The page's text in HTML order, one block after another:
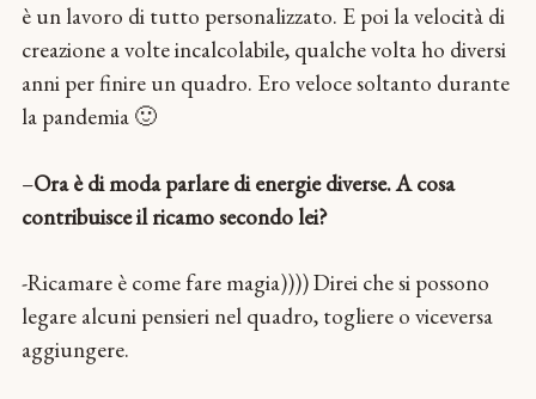
è un lavoro di tutto personalizzato. E poi la velocità di
creazione a volte incalcolabile, qualche volta ho diversi
anni per finire un quadro. Ero veloce soltanto durante
la pandemia 🙂
–Ora è di moda parlare di energie diverse. A cosa
contribuisce il ricamo secondo lei?
-Ricamare è come fare magia)))) Direi che si possono
legare alcuni pensieri nel quadro, togliere o viceversa
aggiungere.